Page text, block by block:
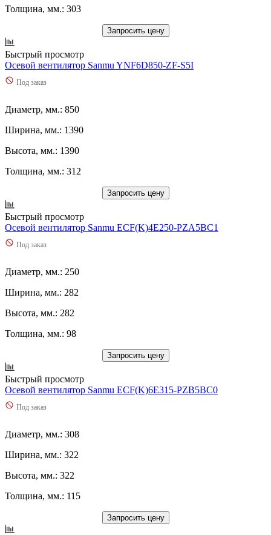
Толщина, мм.: 303
Запросить цену
Быстрый просмотр
Осевой вентилятор Sanmu YNF6D850-ZF-S5I
Под заказ
Диаметр, мм.: 850
Ширина, мм.: 1390
Высота, мм.: 1390
Толщина, мм.: 312
Запросить цену
Быстрый просмотр
Осевой вентилятор Sanmu ECF(K)4E250-PZA5BC1
Под заказ
Диаметр, мм.: 250
Ширина, мм.: 282
Высота, мм.: 282
Толщина, мм.: 98
Запросить цену
Быстрый просмотр
Осевой вентилятор Sanmu ECF(K)6E315-PZB5BC0
Под заказ
Диаметр, мм.: 308
Ширина, мм.: 322
Высота, мм.: 322
Толщина, мм.: 115
Запросить цену